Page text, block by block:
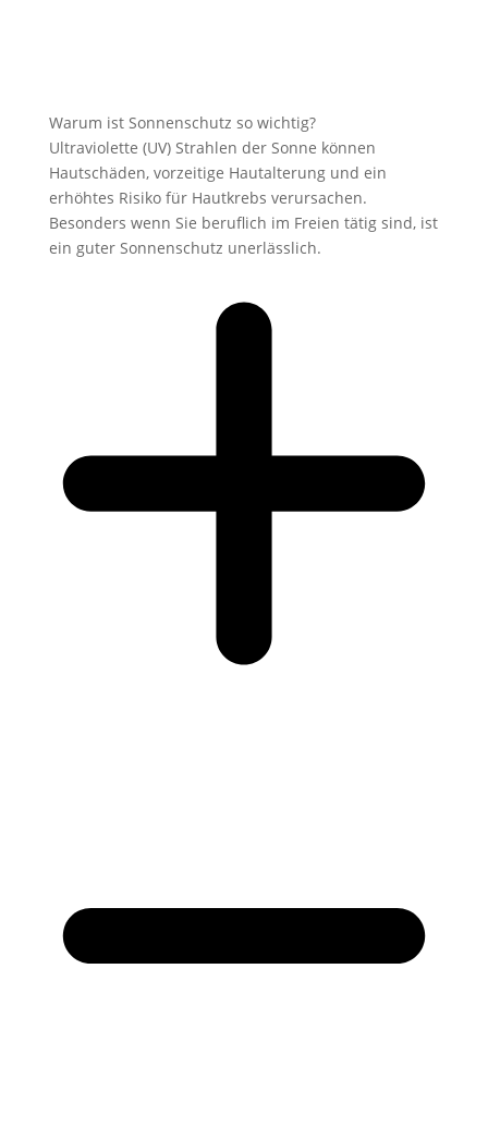
Warum ist Sonnenschutz so wichtig?
Ultraviolette (UV) Strahlen der Sonne können
Hautschäden, vorzeitige Hautalterung und ein
erhöhtes Risiko für Hautkrebs verursachen.
Besonders wenn Sie beruflich im Freien tätig sind, ist
ein guter Sonnenschutz unerlässlich.